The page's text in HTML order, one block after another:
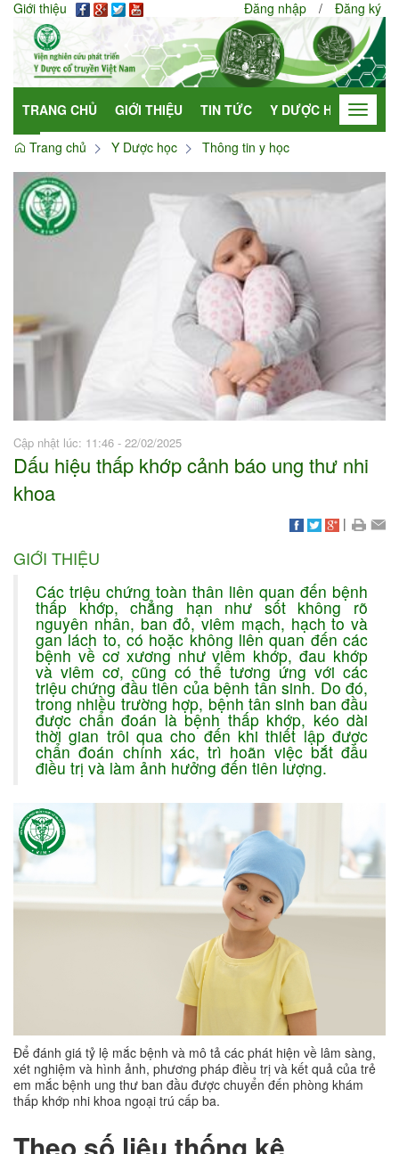
Giới thiệu Đăng nhập / Đăng ký
TRANG CHỦ GIỚI THIỆU TIN TỨC Y DƯỢC HỌC Toggle
Trang chủ
Y Dược học Thông tin y học
Cập nhật lúc: 11:46 - 22/02/2025
Dấu hiệu thấp khớp cảnh báo ung thư nhi
khoa
|
GIỚI THIỆU
Các triệu chứng toàn thân liên quan đến bệnh
thấp khớp, chẳng hạn như sốt không rõ
nguyên nhân, ban đỏ, viêm mạch, hạch to và
gan lách to, có hoặc không liên quan đến các
bệnh về cơ xương như viêm khớp, đau khớp
và viêm cơ, cũng có thể tương ứng với các
triệu chứng đầu tiên của bệnh tân sinh. Do đó,
trong nhiều trường hợp, bệnh tân sinh ban đầu
được chẩn đoán là bệnh thấp khớp, kéo dài
thời gian trôi qua cho đến khi thiết lập được
chẩn đoán chính xác, trì hoãn việc bắt đầu
điều trị và làm ảnh hưởng đến tiên lượng.
Để đánh giá tỷ lệ mắc bệnh và mô tả các phát hiện về lâm sàng,
xét nghiệm và hình ảnh, phương pháp điều trị và kết quả của trẻ
em mắc bệnh ung thư ban đầu được chuyển đến phòng khám
thấp khớp nhi khoa ngoại trú cấp ba.